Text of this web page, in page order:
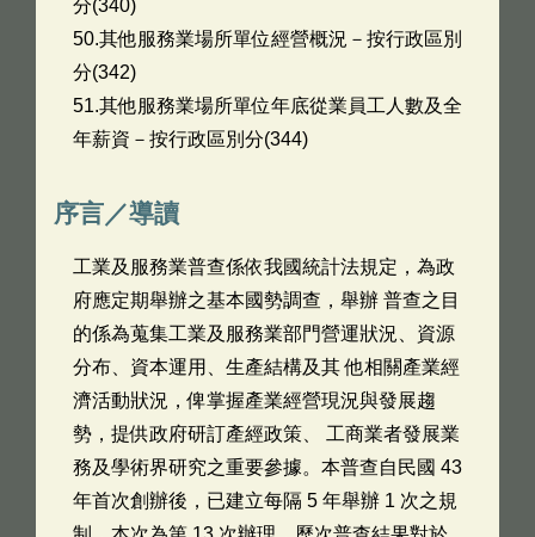
分(340)
50.其他服務業場所單位經營概況－按行政區別
分(342)
51.其他服務業場所單位年底從業員工人數及全
年薪資－按行政區別分(344)
序言／導讀
工業及服務業普查係依我國統計法規定，為政
府應定期舉辦之基本國勢調查，舉辦 普查之目
的係為蒐集工業及服務業部門營運狀況、資源
分布、資本運用、生產結構及其 他相關產業經
濟活動狀況，俾掌握產業經營現況與發展趨
勢，提供政府研訂產經政策、 工商業者發展業
務及學術界研究之重要參據。本普查自民國 43
年首次創辦後，已建立每隔 5 年舉辦 1 次之規